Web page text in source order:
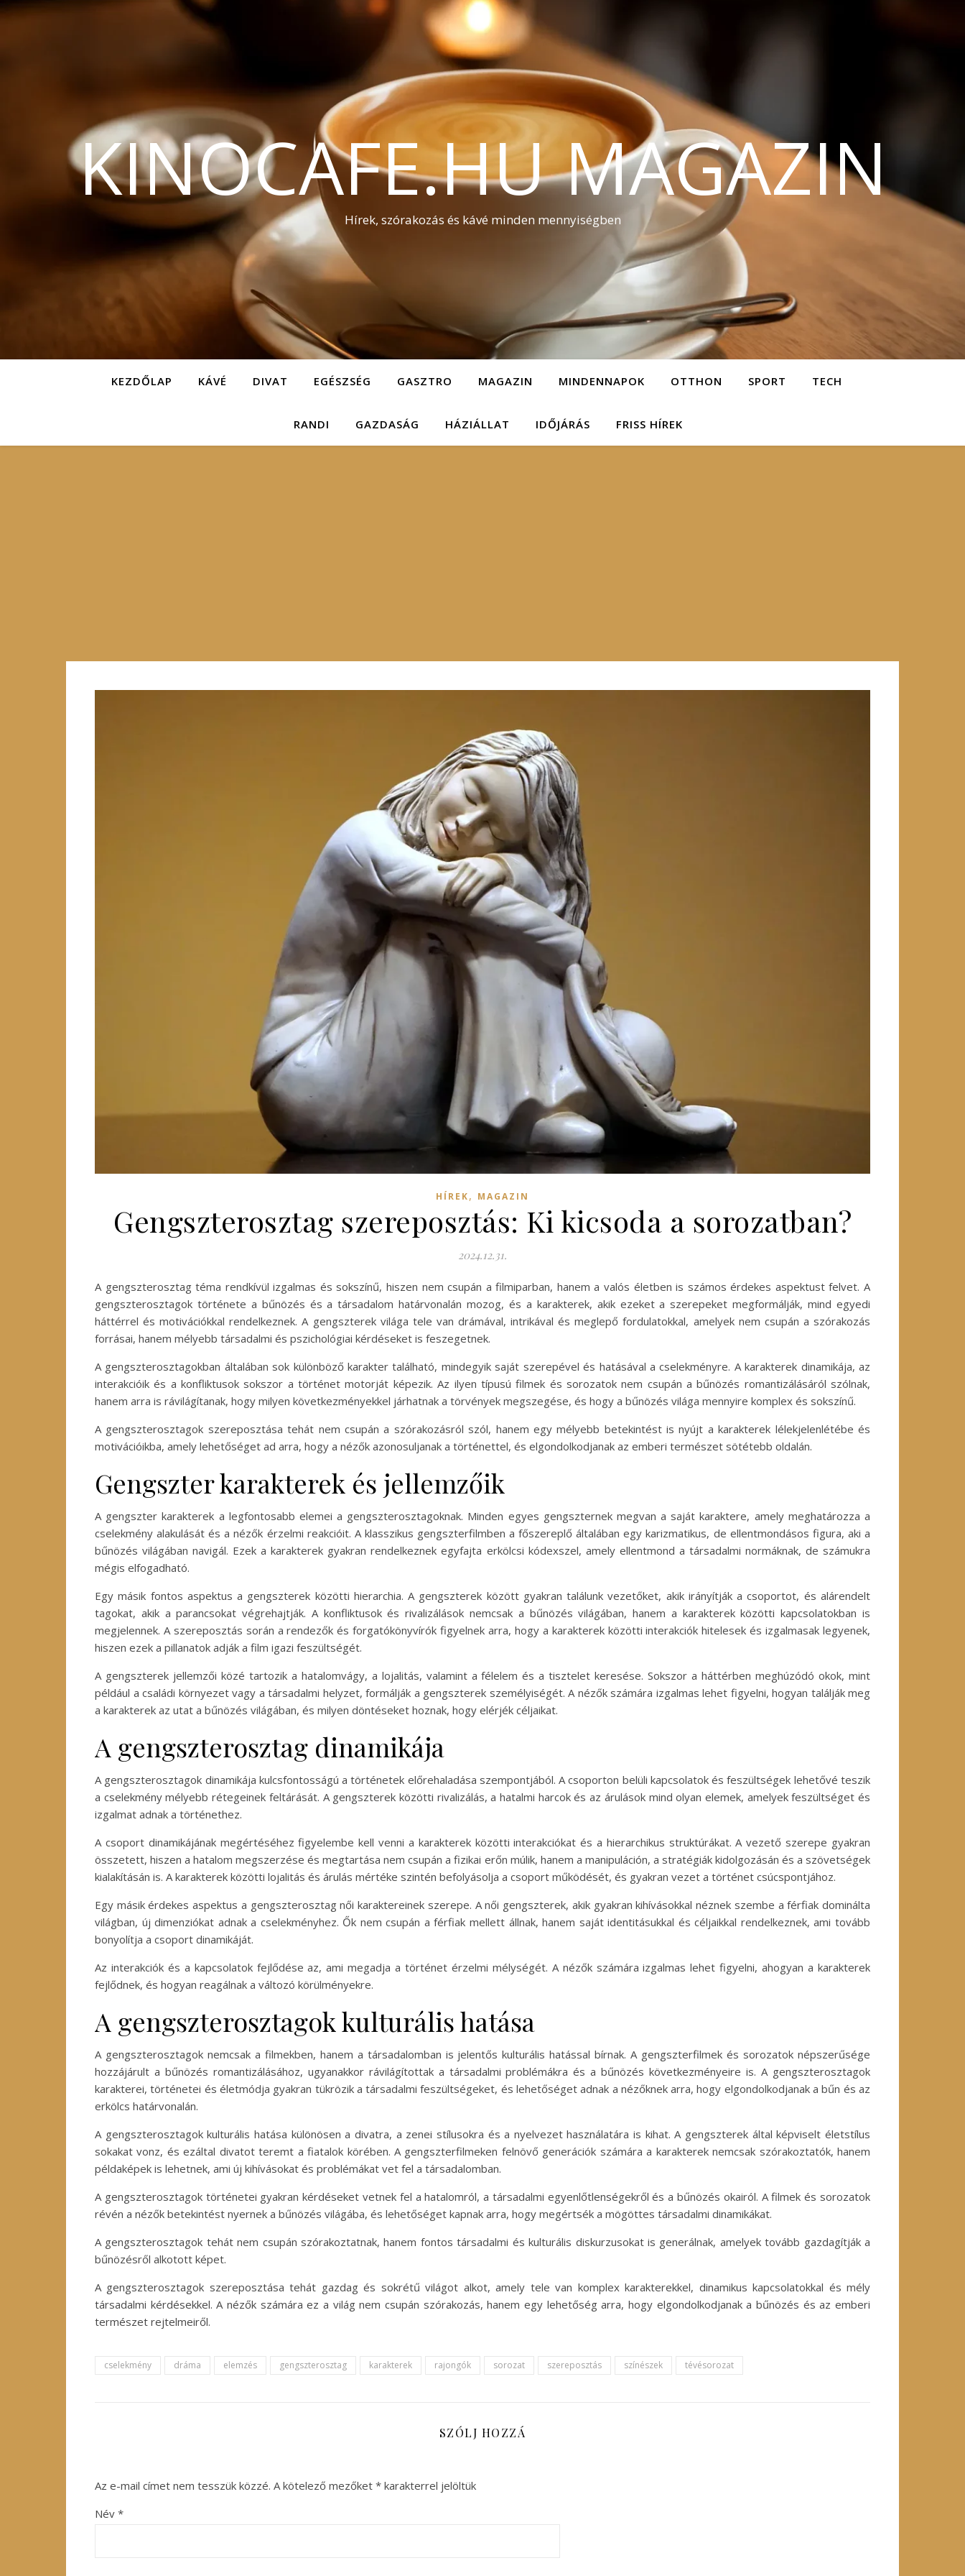
KINOCAFE.HU MAGAZIN
Hírek, szórakozás és kávé minden mennyiségben
KEZDŐLAP KÁVÉ DIVAT EGÉSZSÉG GASZTRO MAGAZIN MINDENNAPOK OTTHON SPORT TECH
RANDI GAZDASÁG HÁZIÁLLAT IDŐJÁRÁS FRISS HÍREK
HÍREK, MAGAZIN
Gengszterosztag szereposztás: Ki kicsoda a sorozatban?
2024.12.31.
A gengszterosztag téma rendkívül izgalmas és sokszínű, hiszen nem csupán a filmiparban, hanem a valós életben is számos érdekes aspektust felvet. A
gengszterosztagok története a bűnözés és a társadalom határvonalán mozog, és a karakterek, akik ezeket a szerepeket megformálják, mind egyedi
háttérrel és motivációkkal rendelkeznek. A gengszterek világa tele van drámával, intrikával és meglepő fordulatokkal, amelyek nem csupán a szórakozás
forrásai, hanem mélyebb társadalmi és pszichológiai kérdéseket is feszegetnek.
A gengszterosztagokban általában sok különböző karakter található, mindegyik saját szerepével és hatásával a cselekményre. A karakterek dinamikája, az
interakcióik és a konfliktusok sokszor a történet motorját képezik. Az ilyen típusú filmek és sorozatok nem csupán a bűnözés romantizálásáról szólnak,
hanem arra is rávilágítanak, hogy milyen következményekkel járhatnak a törvények megszegése, és hogy a bűnözés világa mennyire komplex és sokszínű.
A gengszterosztagok szereposztása tehát nem csupán a szórakozásról szól, hanem egy mélyebb betekintést is nyújt a karakterek lélekjelenlétébe és
motivációikba, amely lehetőséget ad arra, hogy a nézők azonosuljanak a történettel, és elgondolkodjanak az emberi természet sötétebb oldalán.
Gengszter karakterek és jellemzőik
A gengszter karakterek a legfontosabb elemei a gengszterosztagoknak. Minden egyes gengszternek megvan a saját karaktere, amely meghatározza a
cselekmény alakulását és a nézők érzelmi reakcióit. A klasszikus gengszterfilmben a főszereplő általában egy karizmatikus, de ellentmondásos figura, aki a
bűnözés világában navigál. Ezek a karakterek gyakran rendelkeznek egyfajta erkölcsi kódexszel, amely ellentmond a társadalmi normáknak, de számukra
mégis elfogadható.
Egy másik fontos aspektus a gengszterek közötti hierarchia. A gengszterek között gyakran találunk vezetőket, akik irányítják a csoportot, és alárendelt
tagokat, akik a parancsokat végrehajtják. A konfliktusok és rivalizálások nemcsak a bűnözés világában, hanem a karakterek közötti kapcsolatokban is
megjelennek. A szereposztás során a rendezők és forgatókönyvírók figyelnek arra, hogy a karakterek közötti interakciók hitelesek és izgalmasak legyenek,
hiszen ezek a pillanatok adják a film igazi feszültségét.
A gengszterek jellemzői közé tartozik a hatalomvágy, a lojalitás, valamint a félelem és a tisztelet keresése. Sokszor a háttérben meghúzódó okok, mint
például a családi környezet vagy a társadalmi helyzet, formálják a gengszterek személyiségét. A nézők számára izgalmas lehet figyelni, hogyan találják meg
a karakterek az utat a bűnözés világában, és milyen döntéseket hoznak, hogy elérjék céljaikat.
A gengszterosztag dinamikája
A gengszterosztagok dinamikája kulcsfontosságú a történetek előrehaladása szempontjából. A csoporton belüli kapcsolatok és feszültségek lehetővé teszik
a cselekmény mélyebb rétegeinek feltárását. A gengszterek közötti rivalizálás, a hatalmi harcok és az árulások mind olyan elemek, amelyek feszültséget és
izgalmat adnak a történethez.
A csoport dinamikájának megértéséhez figyelembe kell venni a karakterek közötti interakciókat és a hierarchikus struktúrákat. A vezető szerepe gyakran
összetett, hiszen a hatalom megszerzése és megtartása nem csupán a fizikai erőn múlik, hanem a manipuláción, a stratégiák kidolgozásán és a szövetségek
kialakításán is. A karakterek közötti lojalitás és árulás mértéke szintén befolyásolja a csoport működését, és gyakran vezet a történet csúcspontjához.
Egy másik érdekes aspektus a gengszterosztag női karaktereinek szerepe. A női gengszterek, akik gyakran kihívásokkal néznek szembe a férfiak dominálta
világban, új dimenziókat adnak a cselekményhez. Ők nem csupán a férfiak mellett állnak, hanem saját identitásukkal és céljaikkal rendelkeznek, ami tovább
bonyolítja a csoport dinamikáját.
Az interakciók és a kapcsolatok fejlődése az, ami megadja a történet érzelmi mélységét. A nézők számára izgalmas lehet figyelni, ahogyan a karakterek
fejlődnek, és hogyan reagálnak a változó körülményekre.
A gengszterosztagok kulturális hatása
A gengszterosztagok nemcsak a filmekben, hanem a társadalomban is jelentős kulturális hatással bírnak. A gengszterfilmek és sorozatok népszerűsége
hozzájárult a bűnözés romantizálásához, ugyanakkor rávilágítottak a társadalmi problémákra és a bűnözés következményeire is. A gengszterosztagok
karakterei, történetei és életmódja gyakran tükrözik a társadalmi feszültségeket, és lehetőséget adnak a nézőknek arra, hogy elgondolkodjanak a bűn és az
erkölcs határvonalán.
A gengszterosztagok kulturális hatása különösen a divatra, a zenei stílusokra és a nyelvezet használatára is kihat. A gengszterek által képviselt életstílus
sokakat vonz, és ezáltal divatot teremt a fiatalok körében. A gengszterfilmeken felnövő generációk számára a karakterek nemcsak szórakoztatók, hanem
példaképek is lehetnek, ami új kihívásokat és problémákat vet fel a társadalomban.
A gengszterosztagok történetei gyakran kérdéseket vetnek fel a hatalomról, a társadalmi egyenlőtlenségekről és a bűnözés okairól. A filmek és sorozatok
révén a nézők betekintést nyernek a bűnözés világába, és lehetőséget kapnak arra, hogy megértsék a mögöttes társadalmi dinamikákat.
A gengszterosztagok tehát nem csupán szórakoztatnak, hanem fontos társadalmi és kulturális diskurzusokat is generálnak, amelyek tovább gazdagítják a
bűnözésről alkotott képet.
A gengszterosztagok szereposztása tehát gazdag és sokrétű világot alkot, amely tele van komplex karakterekkel, dinamikus kapcsolatokkal és mély
társadalmi kérdésekkel. A nézők számára ez a világ nem csupán szórakozás, hanem egy lehetőség arra, hogy elgondolkodjanak a bűnözés és az emberi
természet rejtelmeiről.
cselekmény dráma elemzés gengszterosztag karakterek rajongók sorozat szereposztás színészek tévésorozat
SZÓLJ HOZZÁ
Az e-mail címet nem tesszük közzé. A kötelező mezőket * karakterrel jelöltük
Név *